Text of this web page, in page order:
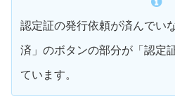
認定証の発行依頼が済んでい
済」のボタンの部分が「認定
ています。